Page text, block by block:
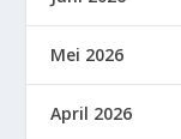
Mei 2026
April 2026